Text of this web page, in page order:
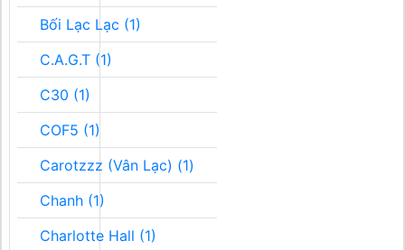
Bối Lạc Lạc (1)
C.A.G.T (1)
C30 (1)
COF5 (1)
Carotzzz (Vân Lạc) (1)
Chanh (1)
Charlotte Hall (1)